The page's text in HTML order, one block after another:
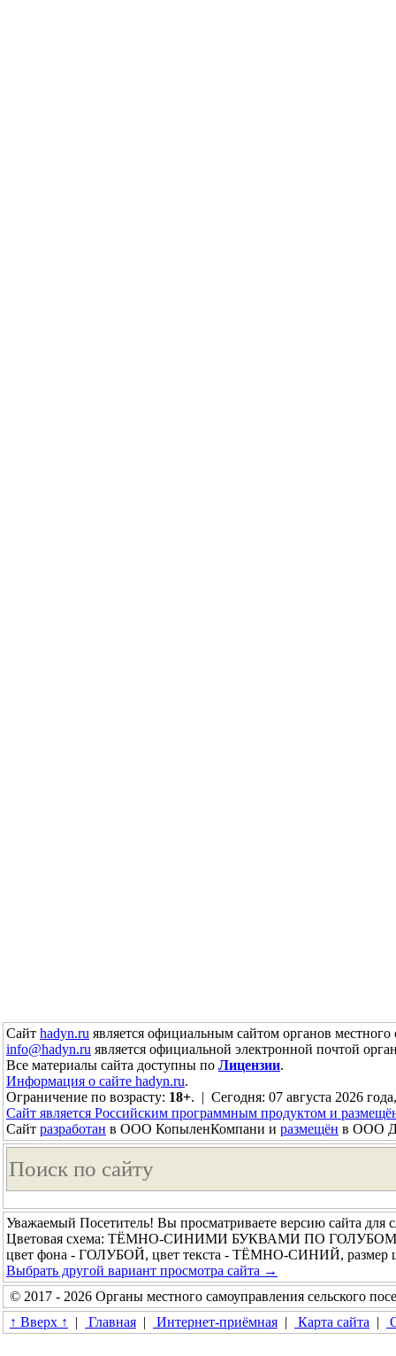
Сайт hadyn.ru является официальным сайтом органов
info@hadyn.ru является официальной электронной почтой
Все материалы сайта доступны по Лицензии.
Информация о сайте hadyn.ru.
Ограничение по возрасту: 18+. | Сегодня: 07 августа 2026
Сайт является Российским программным продуктом и
Сайт разработан в ООО КопыленКомпани и размещён в ООО
Уважаемый Посетитель! Вы просматриваете версию сайта для
Цветовая схема: ТЁМНО-СИНИМИ БУКВАМИ ПО
цвет фона - ГОЛУБОЙ, цвет текста - ТЁМНО-СИНИЙ,
Выбрать другой вариант просмотра сайта →
© 2017 - 2026 Органы местного самоуправления сельского
↑ Вверх ↑
| Главная | Интернет-приёмная | Карта сайта |